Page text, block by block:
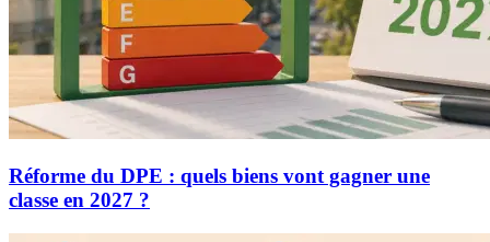
Réforme du DPE : quels biens vont gagner une
classe en 2027 ?